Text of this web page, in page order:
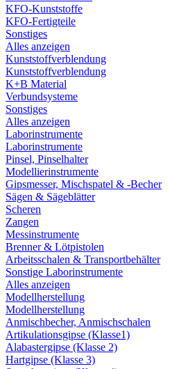
KFO-Kunststoffe
KFO-Fertigteile
Sonstiges
Alles anzeigen
Kunststoffverblendung
Kunststoffverblendung
K+B Material
Verbundsysteme
Sonstiges
Alles anzeigen
Laborinstrumente
Laborinstrumente
Pinsel, Pinselhalter
Modellierinstrumente
Gipsmesser, Mischspatel & -Becher
Sägen & Sägeblätter
Scheren
Zangen
Messinstrumente
Brenner & Lötpistolen
Arbeitsschalen & Transportbehälter
Sonstige Laborinstrumente
Alles anzeigen
Modellherstellung
Modellherstellung
Anmischbecher, Anmischschalen
Artikulationsgipse (Klasse1)
Alabastergipse (Klasse 2)
Hartgipse (Klasse 3)